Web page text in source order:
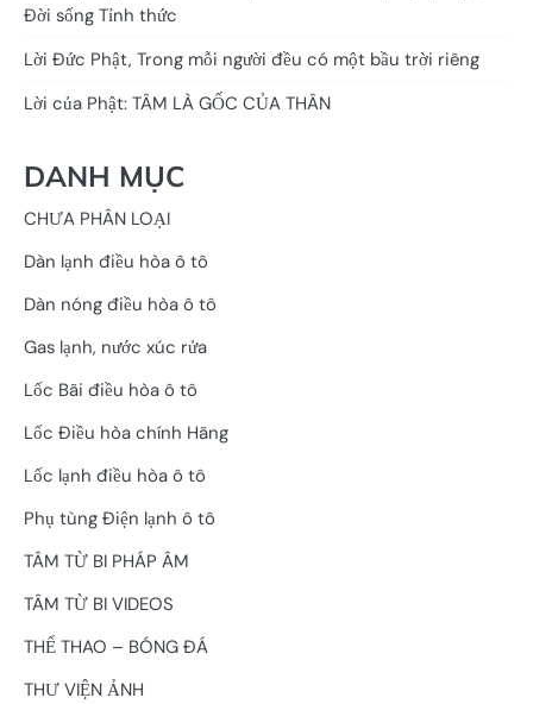
Đời sống Tỉnh thức
Lời Đức Phật, Trong mỗi người đều có một bầu trời riêng
Lời của Phật: TÂM LÀ GỐC CỦA THÂN
DANH MỤC
CHƯA PHÂN LOẠI
Dàn lạnh điều hòa ô tô
Dàn nóng điều hòa ô tô
Gas lạnh, nước xúc rửa
Lốc Bãi điều hòa ô tô
Lốc Điều hòa chính Hãng
Lốc lạnh điều hòa ô tô
Phụ tùng Điện lạnh ô tô
TÂM TỪ BI PHÁP ÂM
TÂM TỪ BI VIDEOS
THỂ THAO – BÓNG ĐÁ
THƯ VIỆN ẢNH